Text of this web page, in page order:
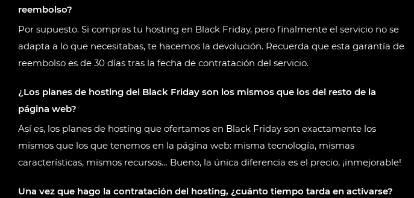
reembolso?
Por supuesto. Si compras tu hosting en Black Friday, pero finalmente el servicio no se
adapta a lo que necesitabas, te hacemos la devolución. Recuerda que esta garantía de
reembolso es de 30 días tras la fecha de contratación del servicio.
¿Los planes de hosting del Black Friday son los mismos que los del resto de la
página web?
Así es, los planes de hosting que ofertamos en Black Friday son exactamente los
mismos que los que tenemos en la página web: misma tecnología, mismas
características, mismos recursos… Bueno, la única diferencia es el precio, ¡inmejorable!
Una vez que hago la contratación del hosting, ¿cuánto tiempo tarda en activarse?